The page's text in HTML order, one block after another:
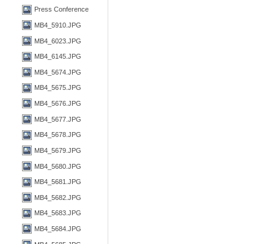
Press Conference
MB4_5910.JPG
MB4_6023.JPG
MB4_6145.JPG
MB4_5674.JPG
MB4_5675.JPG
MB4_5676.JPG
MB4_5677.JPG
MB4_5678.JPG
MB4_5679.JPG
MB4_5680.JPG
MB4_5681.JPG
MB4_5682.JPG
MB4_5683.JPG
MB4_5684.JPG